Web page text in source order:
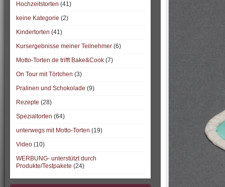
Hochzeitstorten (41)
keine Kategorie (2)
Kindertorten (41)
Kursergebnisse meiner Teilnehmer (6)
Motto-Torten.de trifft Bake&Cook (7)
On Tour mit Törtchen (3)
Pralinen und Schokolade (9)
Rezepte (28)
Spezialtorten (64)
unterwegs mit Motto-Torten (19)
Video (10)
WERBUNG- unterstützt durch
Produkte/Testpakete (24)